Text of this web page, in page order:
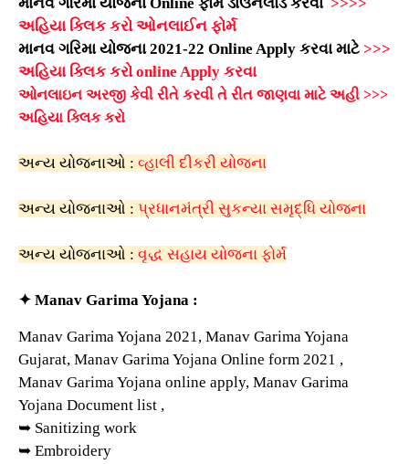
અહિયા ક્લિક કરો ઓનલાઈન ફોર્મ
માનવ ગરિમા યોજના 2021-22 Online Apply કરવા માટે >>>
અહિયા ક્લિક કરો online Apply કરવા
ઓનલાઇન અરજી કેવી રીતે કરવી તે રીત જાણવા માટે અહી >>>
અહિયા ક્લિક કરો
અન્ય યોજનાઓ : વ્હાલી દીકરી યોજના
અન્ય યોજનાઓ : પ્રધાનમંત્રી સુકન્યા સમૃદ્ધિ યોજના
અન્ય યોજનાઓ : વૃદ્ધ સહાય યોજના ફોર્મ
✦ Manav Garima Yojana :
Manav Garima Yojana 2021, Manav Garima Yojana
Gujarat, Manav Garima Yojana Online form 2021 ,
Manav Garima Yojana online apply, Manav Garima
Yojana Document list ,
➥ Sanitizing work
➥ Embroidery